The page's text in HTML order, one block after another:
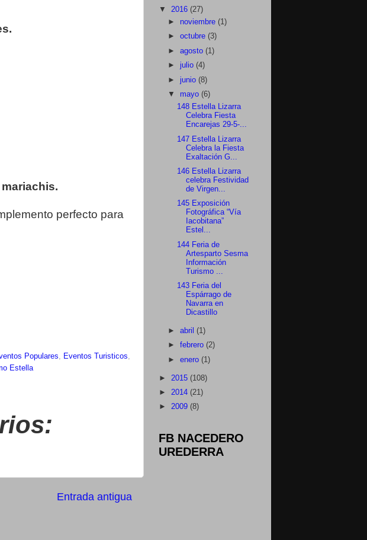
perfecto para
Populares, Eventos Turisticos,
Estella
Entrada antigua
▼ 2016 (27)
► noviembre (1)
►octubre (3)
►agosto (1)
► julio (4)
► junio (8)
▼ mayo (6)
148 Estella Lizarra
Celebra Fiesta
Encarejas 29-5-...
147 Estella Lizarra
Celebra la Fiesta
Exaltación G...
146 Estella Lizarra
celebra Festividad
de Virgen...
145 Exposición
Fotográfica “Vía
Iacobitana”
Estel...
144 Feria de
Artesparto Sesma
Información
Turismo ...
143 Feria del
Espárrago de
Navarra en
Dicastillo
►abril (1)
►febrero (2)
►enero (1)
► 2015 (108)
► 2014 (21)
► 2009 (8)
FB NACEDERO
UREDERRA